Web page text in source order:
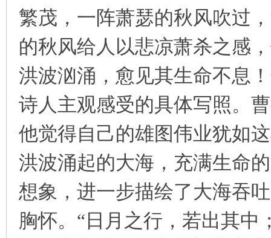
繁茂，一阵萧瑟的秋风吹过
的秋风给人以悲凉萧杀之感
洪波汹涌，愈见其生命不息
诗人主观感受的具体写照。
他觉得自己的雄图伟业犹如
洪波涌起的大海，充满生命
想象，进一步描绘了大海吞
胸怀。“日月之行，若出其中